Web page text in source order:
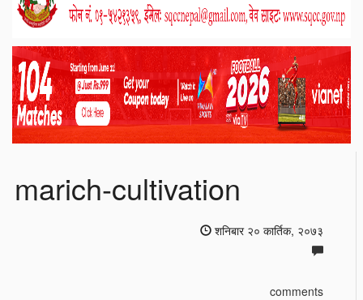
marich-cultivation
शनिबार २० कार्तिक, २०७३
comments